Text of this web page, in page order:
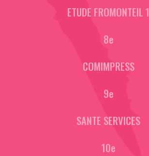
ETUDE FROMONTEIL 1
8e
COMIMPRESS
9e
SANTE SERVICES
10e